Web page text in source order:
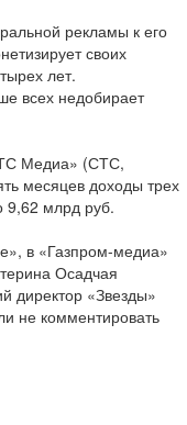
рекламы к его
своих
лет.
всех недобирает
Медиа» (СТС,
месяцев доходы трех
9,62 млрд руб.
в «Газпром-медиа»
Осадчая
директор «Звезды»
не комментировать